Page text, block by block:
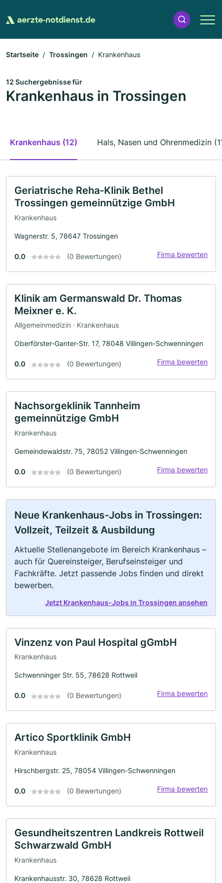
Startseite Trossingen Krankenhaus
12 Suchergebnisse für
Krankenhaus in Trossingen
Krankenhaus (12) Hals, Nasen und Ohrenmedizin
Geriatrische Reha-Klinik Bethel
Trossingen gemeinnützige GmbH
Krankenhaus
Wagnerstr. 5, 78647 Trossingen
0.0 (0 Bewertungen) Firma bewerten
Klinik am Germanswald Dr. Thomas
Meixner e. K.
Allgemeinmedizin · Krankenhaus
Oberförster-Ganter-Str. 17, 78048 Villingen-Schwenningen
0.0 (0 Bewertungen) Firma bewerten
Nachsorgeklinik Tannheim
gemeinnützige GmbH
Krankenhaus
Gemeindewaldstr. 75, 78052 Villingen-Schwenningen
0.0 (0 Bewertungen) Firma bewerten
Neue Krankenhaus-Jobs in Trossingen:
Vollzeit, Teilzeit & Ausbildung
Aktuelle Stellenangebote im Bereich Krankenhaus –
auch für Quereinsteiger, Berufseinsteiger und
Fachkräfte. Jetzt passende Jobs finden und direkt
bewerben.
Jetzt Krankenhaus-Jobs in Trossingen ansehen
Vinzenz von Paul Hospital gGmbH
Krankenhaus
Schwenninger Str. 55, 78628 Rottweil
0.0 (0 Bewertungen) Firma bewerten
Artico Sportklinik GmbH
Krankenhaus
Hirschbergstr. 25, 78054 Villingen-Schwenningen
0.0 (0 Bewertungen) Firma bewerten
Gesundheitszentren Landkreis Rottweil
Schwarzwald GmbH
Krankenhaus
Krankenhausstr. 30, 78628 Rottweil